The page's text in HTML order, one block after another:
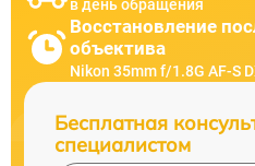
в день обращения
Восстановление
объектива
Nikon 35mm f/1.8G AF-S
Бесплатная
специалистом